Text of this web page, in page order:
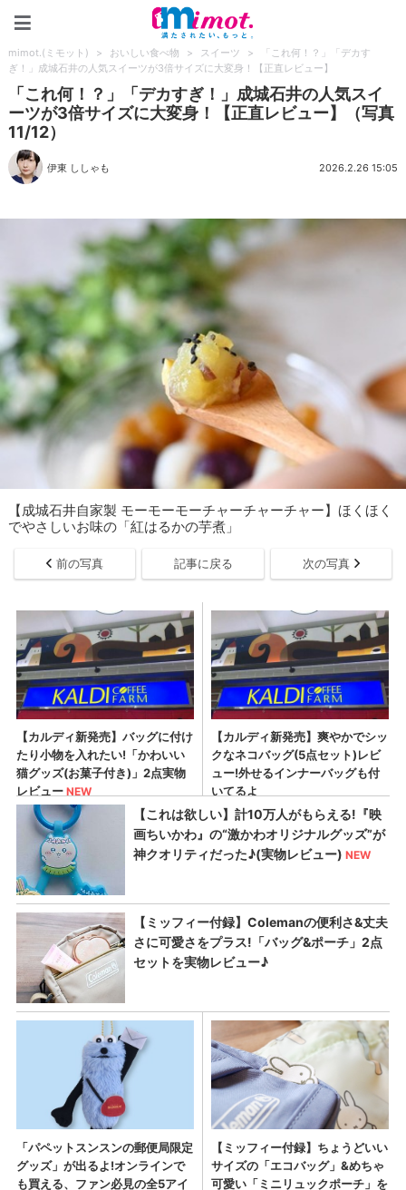
mimot.(ミモット) > おいしい食べ物 > スイーツ >
「これ何！？」「デカす
ぎ！」成城石井の人気スイーツが3倍サイズに大変身！【正直レビュー】
「これ何！？」「デカすぎ！」成城石井の人気スイ
ーツが3倍サイズに大変身！【正直レビュー】（写真
11/12）
伊東 ししゃも 2026.2.26 15:05
【成城石井自家製 モーモーモーチャーチャーチャー】ほくほく
でやさしいお味の「紅はるかの芋煮」
前の写真 記事に戻る 次の写真